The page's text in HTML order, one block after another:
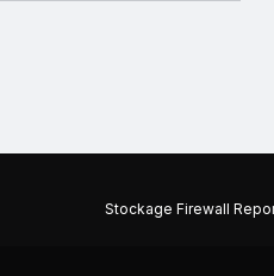
Stockage Firewall